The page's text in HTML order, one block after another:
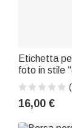
Etichetta
foto in stile
nome
da viaggio
amanti degli
16,00 €